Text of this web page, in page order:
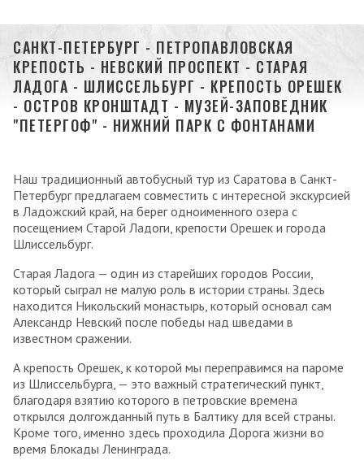
САНКТ-ПЕТЕРБУРГ - ПЕТРОПАВЛОВСКАЯ
КРЕПОСТЬ - НЕВСКИЙ ПРОСПЕКТ - СТАРАЯ
ЛАДОГА - ШЛИССЕЛЬБУРГ - КРЕПОСТЬ ОРЕШЕК
- ОСТРОВ КРОНШТАДТ - МУЗЕЙ-ЗАПОВЕДНИК
"ПЕТЕРГОФ" - НИЖНИЙ ПАРК С ФОНТАНАМИ
Наш традиционный автобусный тур из Саратова в Санкт-
Петербург предлагаем совместить с интересной экскурсией
в Ладожский край, на берег одноименного озера с
посещением Старой Ладоги, крепости Орешек и города
Шлиссельбург.
Старая Ладога — один из старейших городов России,
который сыграл не малую роль в истории страны. Здесь
находится Никольский монастырь, который основал сам
Александр Невский после победы над шведами в
известном сражении.
А крепость Орешек, к которой мы переправимся на пароме
из Шлиссельбурга, — это важный стратегический пункт,
благодаря взятию которого в петровские времена
открылся долгожданный путь в Балтику для всей страны.
Кроме того, именно здесь проходила Дорога жизни во
время Блокады Ленинграда.